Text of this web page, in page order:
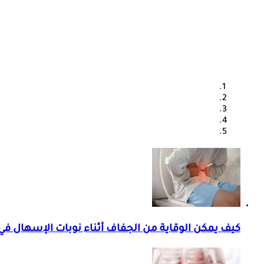
كيف يمكن الوقاية من الجفاف أثناء نوبات الإسهال